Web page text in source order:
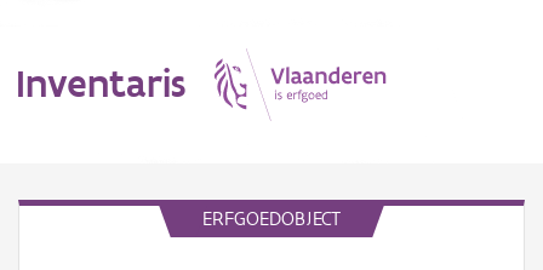
Inventaris
ERFGOEDOBJECT